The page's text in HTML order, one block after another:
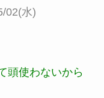
02(水)
頭使わないから